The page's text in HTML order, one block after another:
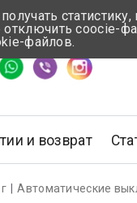
≈ 5 мин
и возврат
Автоматические
coocie-
файлов.